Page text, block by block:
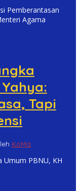
Pemberantasan
Agama
Tapi
KoMa
Umum PBNU, KH